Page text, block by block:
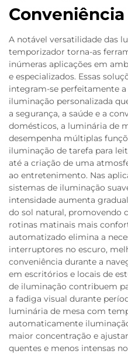
A notável versatilidade das
temporizador torna-as
inúmeras aplicações em
e especializados. Essas
integram-se perfeitamente
iluminação personalizada
a segurança, a saúde e a
domésticos, a luminária de
desempenha múltiplas
iluminação de tarefa para
até a criação de uma
ao entretenimento. Nas
sistemas de iluminação
intensidade aumenta
do sol natural, promovendo
rotinas matinais mais
automatizado elimina a
interruptores no escuro,
conveniência durante a
em escritórios e locais de
de iluminação contribuem
a fadiga visual durante
luminária de mesa com
automaticamente
maior concentração e
quentes e menos intensas